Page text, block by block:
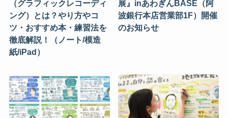
（グラフィックレコーディ
ング）とは？やり方やコ
ツ・おすすめ本・練習法を
徹底解説！（ノート/模造
紙/iPad）
展』inあわぎんBASE（阿
波銀行本店営業部1F）開催
のお知らせ